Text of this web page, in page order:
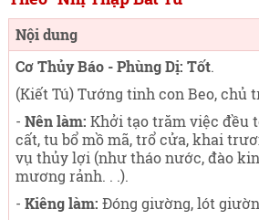
Nội dung
Cơ Thủy Báo - Phùng Dị: Tốt.
(Kiết Tú) Tướng tinh con Beo, chủ
- Nên làm: Khởi tạo trăm việc đều
cất, tu bổ mồ mã, trổ cửa, khai
vụ thủy lợi (như tháo nước, đào
mương rảnh. . .).
- Kiêng làm: Đóng giường, lót